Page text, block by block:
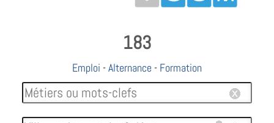
183
Emploi -Alternance - Formation